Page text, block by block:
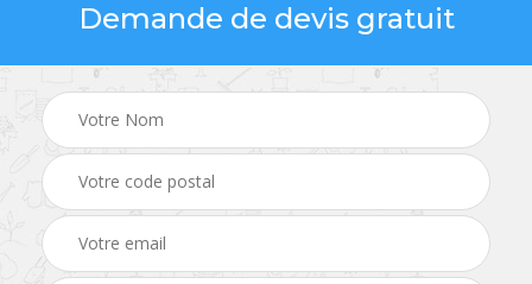
Demande de devis gratuit